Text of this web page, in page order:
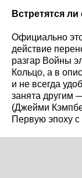
Встретятся
Официально
действие
разгар Войны
Кольцо, а в
и не всегда
занята другим
(Джейми
Первую эпоху с